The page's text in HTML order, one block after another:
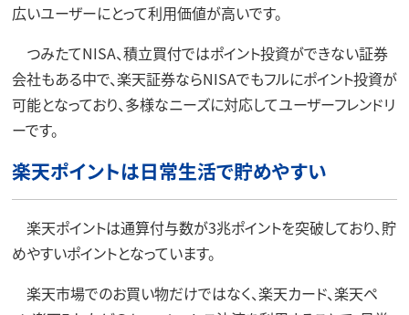
広いユーザーにとって利用価値が高いです。
つみたてNISA、積立買付ではポイント投資ができない証券
会社もある中で、楽天証券ならNISAでもフルにポイント投資が
可能となっており、多様なニーズに対応してユーザーフレンドリ
ーです。
楽天ポイントは日常生活で貯めやすい
楽天ポイントは通算付与数が3兆ポイントを突破しており、貯
めやすいポイントとなっています。
楽天市場でのお買い物だけではなく、楽天カード、楽天ペ